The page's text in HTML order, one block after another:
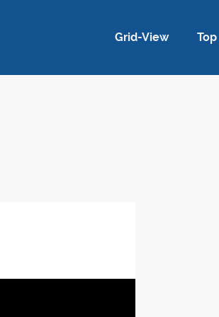
Grid-View Top